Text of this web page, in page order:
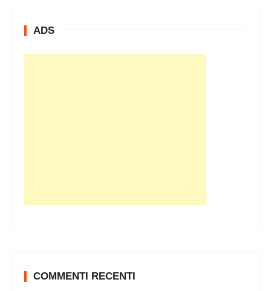
ADS
COMMENTI RECENTI